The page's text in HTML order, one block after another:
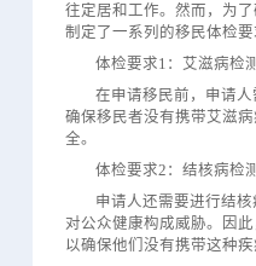
往定居和工作。然而，为
制定了一系列的移民体检要
体检要求1：艾滋病检测
在申请移民前，申请
确保移民者没有携带艾滋
全。
体检要求2：结核病检测
申请人还需要进行结核
对公众健康构成威胁。因
以确保他们没有携带这种疾